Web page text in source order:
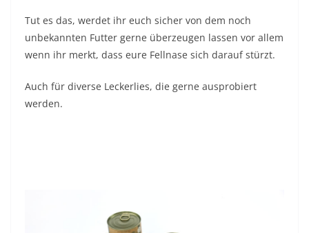
Tut es das, werdet ihr euch sicher von dem noch
unbekannten Futter gerne überzeugen lassen vor allem
wenn ihr merkt, dass eure Fellnase sich darauf stürzt.
Auch für diverse Leckerlies, die gerne ausprobiert
werden.